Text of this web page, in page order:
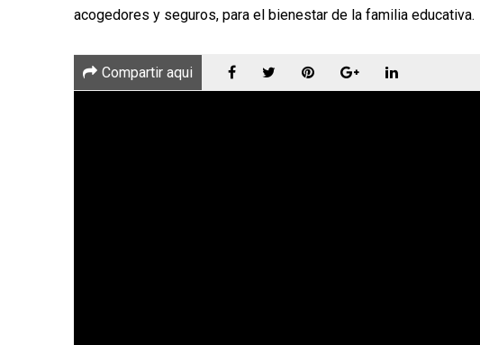
acogedores y seguros, para el bienestar de la familia educativa.
Compartir aqui